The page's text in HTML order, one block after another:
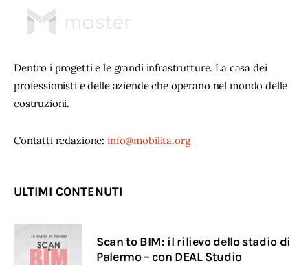
Dentro i progetti e le grandi infrastrutture. La casa dei
professionisti e delle aziende che operano nel mondo delle
costruzioni.
Contatti redazione: info@mobilita.org
ULTIMI CONTENUTI
Scan to BIM: il rilievo dello stadio di
Palermo – con DEAL Studio